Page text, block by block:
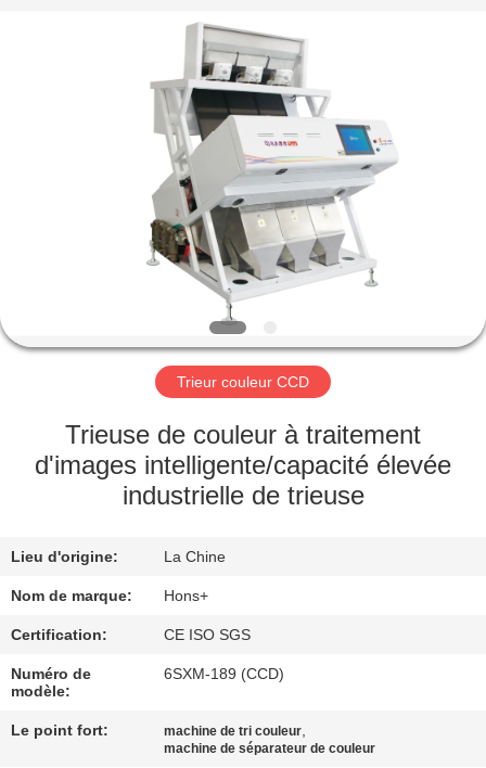
PRODUITS
DE
NOUS
VISITE
D'USINE
DE
QUALITÉ
CONTACTEZ-
NOUS
Trieur couleur CCD
Trieuse de couleur à traitement
d'images intelligente/capacité élevée
industrielle de trieuse
Lieu d'origine: La Chine
Nom de marque: Hons+
Certification: CE ISO SGS
Numéro de
modèle:
6SXM-189 (CCD)
Le point fort: machine de tri couleur,
machine de séparateur de couleur